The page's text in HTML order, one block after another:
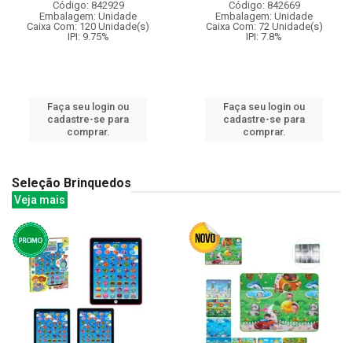
Código: 842929
Embalagem: Unidade
Caixa Com: 120 Unidade(s)
IPI: 9.75%
Faça seu login ou
cadastre-se para
comprar.
Código: 842669
Embalagem: Unidade
Caixa Com: 72 Unidade(s)
IPI: 7.8%
Faça seu login ou
cadastre-se para
comprar.
Seleção Brinquedos
Veja mais